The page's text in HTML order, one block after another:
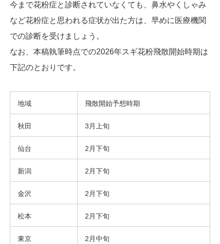
今まで花粉症と診断されていなくても、鼻水やくしゃみ
など花粉症と思われる症状が出た方は、早めに医療機関
での診断を受けましょう。
なお、本稿執筆時点での2026年スギ花粉飛散開始時期は
下記のとおりです。
地域 飛散開始予想時期
秋田 3月上旬
仙台 2月下旬
新潟 2月下旬
金沢 2月下旬
松本 2月下旬
東京 2月中旬